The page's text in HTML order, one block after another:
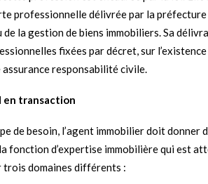
professionnelle délivrée par la
la gestion de biens immobiliers. Sa
fixées par décret, sur
responsabilité civile.
en transaction
de besoin, l’agent immobilier doit donner
la fonction d’expertise immobilière qui est
trois domaines différents :